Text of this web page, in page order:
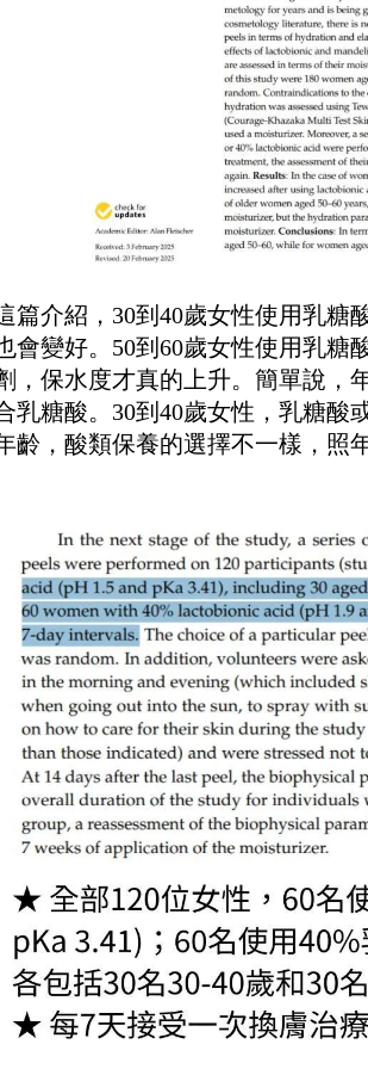
篇介紹，30到40歲女性使用乳糖
會變好。50到60歲女性使用乳
，保水度才真的上升。簡單說，
乳糖酸。30到40歲女性，乳糖酸
齡，酸類保養的選擇不一樣，照